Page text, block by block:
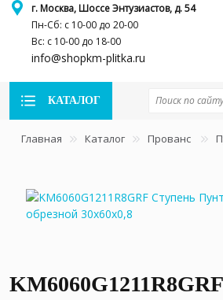
г. Москва, Шоссе Энтузиастов, д. 54
Пн-Сб: с 10-00 до 20-00
Вс: с 10-00 до 18-00
info@shopkm-plitka.ru
КАТАЛОГ
Главная Каталог Прованс